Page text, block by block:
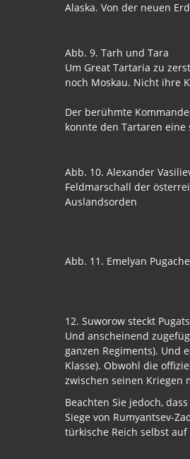
Alaska. Von der neuen
Abb. 9. Tarh und Tara
Um Great Tartaria zu
noch Moskau. Nicht ihre
Der berühmte
konnte den Tartaren
Abb. 10. Alexander
Feldmarschall der
Auslandsorden
Abb. 11. Emelyan
12. Suworow steckt
Und anscheinend
ganzen Regiments). Und
Klasse). Obwohl die
zwischen seinen Kriegen
Beachten Sie jedoch,
Siege von Rumyantsev-
türkische Reich selbst